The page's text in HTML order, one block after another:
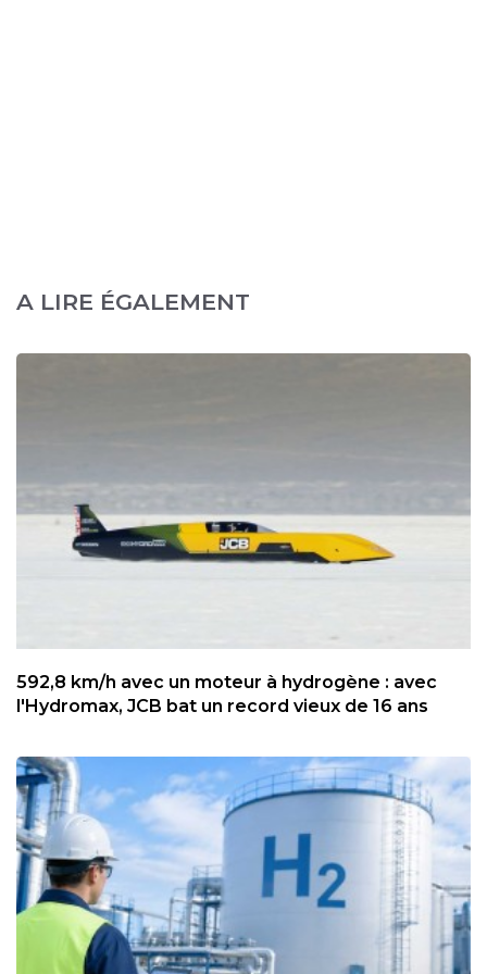
A LIRE ÉGALEMENT
592,8 km/h avec un moteur à hydrogène : avec
l'Hydromax, JCB bat un record vieux de 16 ans